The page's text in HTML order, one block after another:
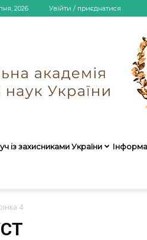
2026 Увійти / приєднатися
із захисниками України
4